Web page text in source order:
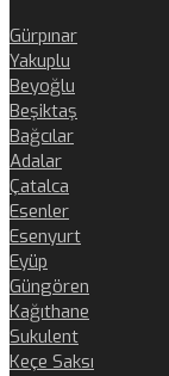
Gürpınar
Yakuplu
Beyoğlu
Beşiktaş
Bağcılar
Adalar
Çatalca
Esenler
Esenyurt
Eyüp
Güngören
Kağıthane
Sukulent
Keçe Saksı